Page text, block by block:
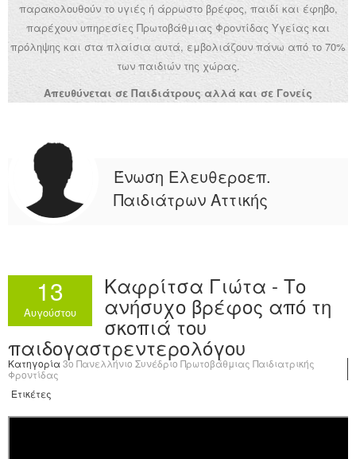
παρακολουθούν το υγιές ή άρρωστο βρέφος, παιδί και έφηβο,
παρέχουν υπηρεσίες Πρωτοβάθμιας Φροντίδας Υγείας και
πρόληψης και στα πλαίσια αυτά, εμβολιάζουν πάνω από το 70%
των παιδιών της χώρας.
Απευθύνεται σε Παιδιάτρους αλλά και σε Γονείς
Ένωση Ελευθεροεπ.
Παιδιάτρων Αττικής
13
Αυγούστου
Καφρίτσα Γιώτα - Το
ανήσυχο βρέφος από τη
σκοπιά του
παιδογαστρεντερολόγου
Κατηγορία3o Πανελλήνιο Συνέδριο Πρωτοβάθμιας Παιδιατρικής
Φροντίδας
Ετικέτες